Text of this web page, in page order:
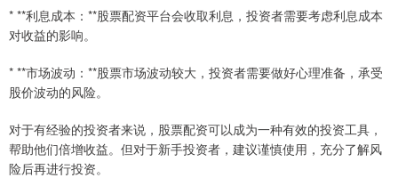
* **利息成本：**股票配资平台会收取利息，投资者需要考虑利息成本
对收益的影响。
* **市场波动：**股票市场波动较大，投资者需要做好心理准备，承受
股价波动的风险。
对于有经验的投资者来说，股票配资可以成为一种有效的投资工具，
帮助他们倍增收益。但对于新手投资者，建议谨慎使用，充分了解风
险后再进行投资。